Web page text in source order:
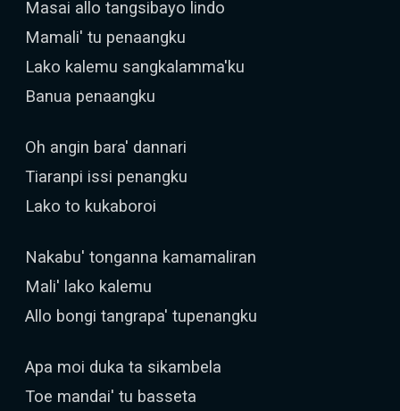
Masai allo tangsibayo lindo
Mamali' tu penaangku
Lako kalemu sangkalamma'ku
Banua penaangku
Oh angin bara' dannari
Tiaranpi issi penangku
Lako to kukaboroi
Nakabu' tonganna kamamaliran
Mali' lako kalemu
Allo bongi tangrapa' tupenangku
Apa moi duka ta sikambela
Toe mandai' tu basseta